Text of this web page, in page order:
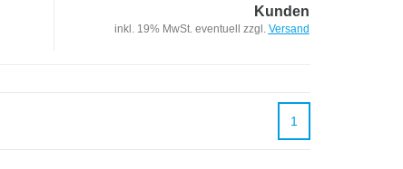
Kunden
inkl. 19% MwSt. eventuell zzgl. Versand
1